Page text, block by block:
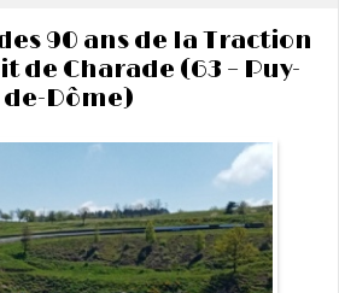
90 ans de la Traction
de Charade (63 – Puy-
de-Dôme)